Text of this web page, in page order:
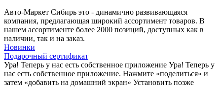
Авто-Маркет Сибирь это - динамично развивающаяся
компания, предлагающая широкий ассортимент товаров. В
нашем ассортименте более 2000 позиций, доступных как в
наличии, так и на заказ.
Новинки
Подарочный сертификат
Ура! Теперь у нас есть собственное приложение Ура! Теперь у
нас есть собственное приложение. Нажмите «поделиться» и
затем «добавить на домашний экран» Установить позже